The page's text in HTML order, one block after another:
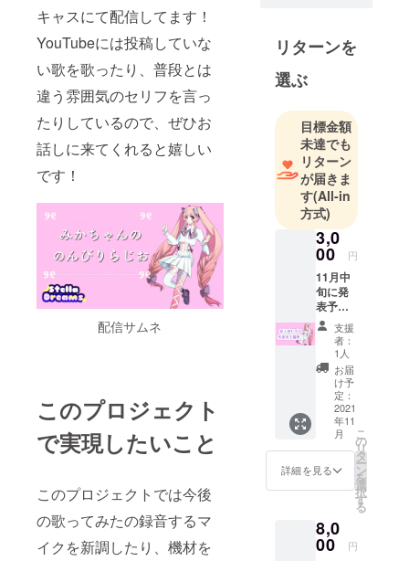
キャスにて配信してます！
YouTubeには投稿していな
い歌を歌ったり、普段とは
違う雰囲気のセリフを言っ
たりしているので、ぜひお
話しに来てくれると嬉しい
です！
配信サムネ
このプロジェクト
で実現したいこと
このプロジェクトでは今後
の歌ってみたの録音するマ
イクを新調したり、機材を
古参の方大
す！
また、活動
の幅を広げ
るためのプ
ロジェクト
の方行って
おりますの
で支援して
くれると嬉
リターンを
選ぶ
目標金額
未達でも
リターン
が届きま
す(All-in
方式)
3,0
00 円
11月中
旬に発
表予定
の過去
最大の
大型企
画の先
行発表
その企
画発表
後の概
要欄に
て支援
者様の
名前の
掲載 備
名前を
掲載し
てくだ
支援
者：
1人
お届
け予
定：
2021
年11
月
詳細を見る
こ
の
リ
タ
ー
ン
を
選
択
す
る
8,0
00 円